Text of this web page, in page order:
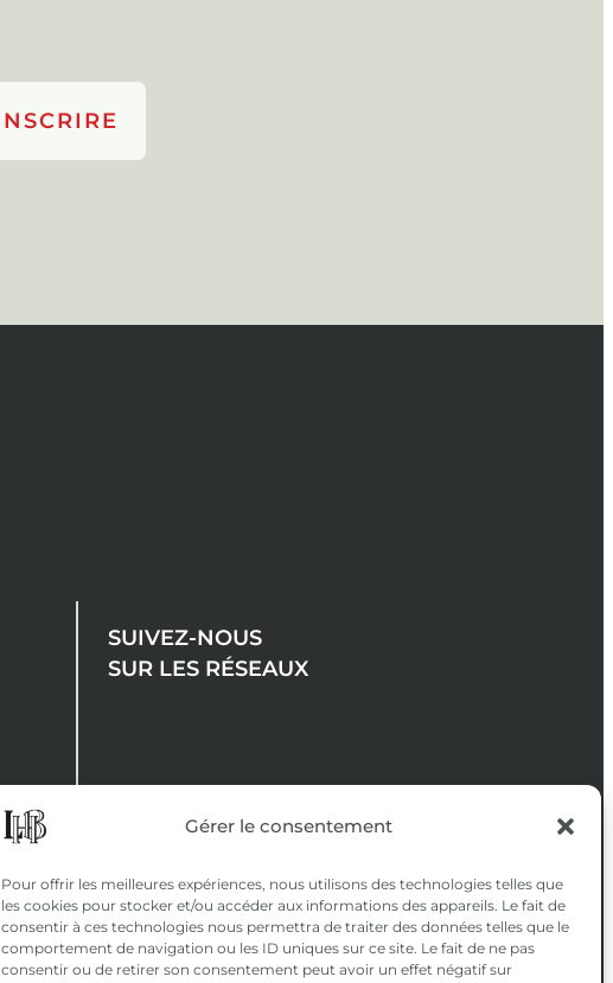
Gérer le consentement
Pour offrir les meilleures expériences, nous utilisons des technologies telles que
les cookies pour stocker et/ou accéder aux informations des appareils. Le fait de
consentir à ces technologies nous permettra de traiter des données telles que le
comportement de navigation ou les ID uniques sur ce site. Le fait de ne pas
consentir ou de retirer son consentement peut avoir un effet négatif sur
SUIVEZ-NOUS
SUR LES RÉSEAUX